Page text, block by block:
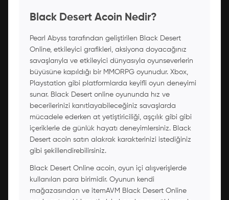
Black Desert Acoin Nedir?
Pearl Abyss tarafından geliştirilen Black Desert
Online, etkileyici grafikleri, aksiyona doyacağınız
savaşlarıyla ve etkileyici dünyasıyla oyunseverlerin
büyüsüne kapıldığı bir MMORPG oyunudur. Xbox,
Playstation gibi platformlarda keyifli oyun deneyimi
sunar. Black Desert online oyununda hız ve
becerilerinizi kanıtlayabileceğiniz savaşlarda
mücadele ederken at yetiştiriciliği, aşçılık gibi gibi
içeriklerle de günlük hayatı deneyimlersiniz. Black
Desert acoin satın alakrak karakterinizi istediğiniz
gibi şekillendirebilirsiniz.
Black Desert Online acoin, oyun içi alışverişlerde
kullanılan para birimidir. Oyunun kendi
mağazasından ve itemAVM Black Desert Online